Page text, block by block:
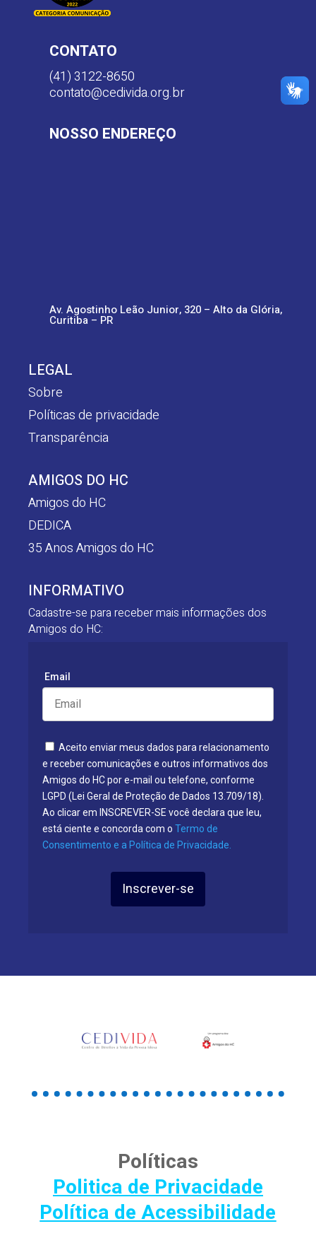
CONTATO
(41) 3122-8650
contato@cedivida.org.br
NOSSO ENDEREÇO
Av. Agostinho Leão Junior, 320 – Alto da Glória,
Curitiba – PR
LEGAL
Sobre
Políticas de privacidade
Transparência
AMIGOS DO HC
Amigos do HC
DEDICA
35 Anos Amigos do HC
INFORMATIVO
Cadastre-se para receber mais informações dos
Amigos do HC:
Email
Aceito enviar meus dados para relacionamento
e receber comunicações e outros informativos dos
Amigos do HC por e-mail ou telefone, conforme
LGPD (Lei Geral de Proteção de Dados 13.709/18).
Ao clicar em INSCREVER-SE você declara que leu,
está ciente e concorda com o Termo de
Consentimento e a Política de Privacidade.
Inscrever-se
Políticas
Politica de Privacidade
Política de Acessibilidade